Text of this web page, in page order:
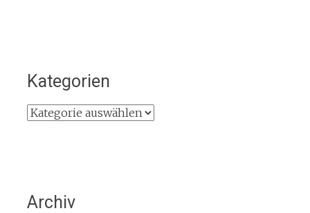
Kategorien
Kategorien
Archiv